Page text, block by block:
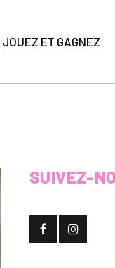
JOUEZ ET GAGNEZ
SUIVEZ-